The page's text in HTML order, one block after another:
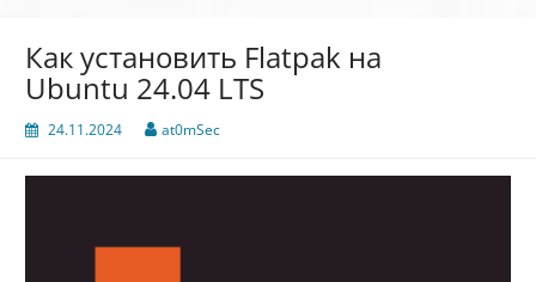
Как установить Flatpak на
Ubuntu 24.04 LTS
24.11.2024 at0mSec